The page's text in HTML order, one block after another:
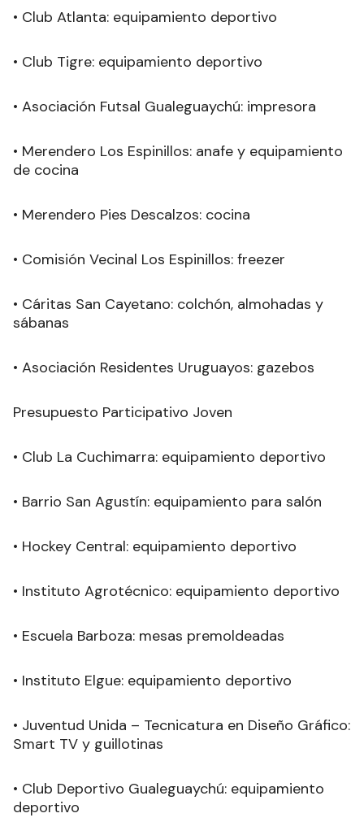
• Club Atlanta: equipamiento deportivo
• Club Tigre: equipamiento deportivo
• Asociación Futsal Gualeguaychú: impresora
• Merendero Los Espinillos: anafe y equipamiento
de cocina
• Merendero Pies Descalzos: cocina
• Comisión Vecinal Los Espinillos: freezer
• Cáritas San Cayetano: colchón, almohadas y
sábanas
• Asociación Residentes Uruguayos: gazebos
Presupuesto Participativo Joven
• Club La Cuchimarra: equipamiento deportivo
• Barrio San Agustín: equipamiento para salón
• Hockey Central: equipamiento deportivo
• Instituto Agrotécnico: equipamiento deportivo
• Escuela Barboza: mesas premoldeadas
• Instituto Elgue: equipamiento deportivo
• Juventud Unida – Tecnicatura en Diseño Gráfico:
Smart TV y guillotinas
• Club Deportivo Gualeguaychú: equipamiento
deportivo